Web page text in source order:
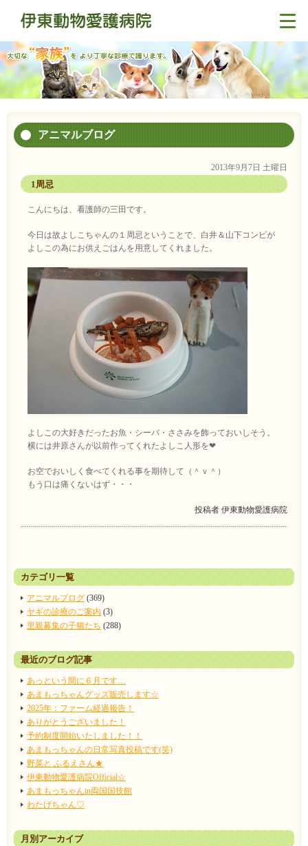
アニマルブログ
2013年9月7日 土曜日
1周忌
こんにちは、看護師の三田です。
今日は故よしこちゃんの１周忌ということで、白井＆山下コンビが
よしこの為にお供えごはんを用意してくれました。
よしこの大好きだったお魚・シーバ・ささみを飾っておいしそう。
横には井原さんが以前作ってくれたよしこ人形を❤
お空でおいしく食べてくれる事を期待して（＾ｖ＾）
もう口は痛くないはず・・・
投稿者 伊東動物愛護病院
カテゴリ一覧
アニマルブログ (369)
ヤギの診療のご案内 (3)
里親募集の子猫たち (288)
最近のブログ記事
あっという間に６月です…
あまもっちゃんグッズ販売します☆
2025年：ファーム経過報告！
ありがとうございました！
予約制度開始いたしました！！
あまもっちゃんの日常写真投稿です(笑)
野菜と ふるえさん★
伊東動物愛護病院Official☆
あまもっちゃんin両国国技館
わたげちゃん♡
月別アーカイブ